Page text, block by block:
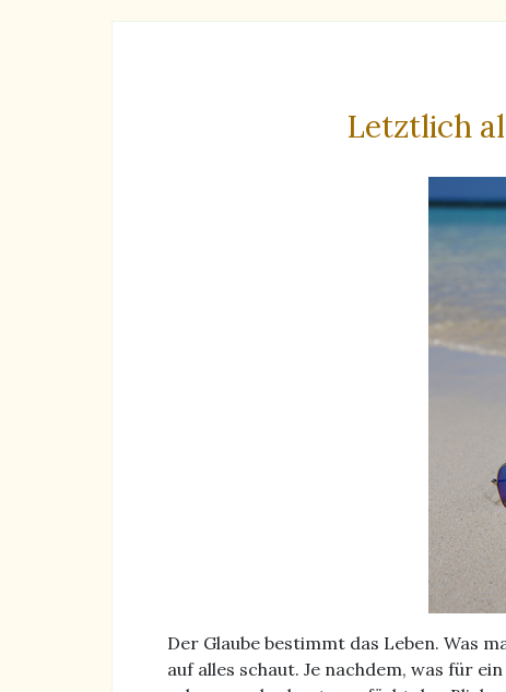
Letztlich
Der Glaube bestimmt das Leben. Was
auf alles schaut. Je nachdem, was für